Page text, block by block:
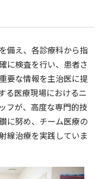
備え、各診療科から指
に検査を行い、患者さ
要な情報を主治医に提
る医療現場におけるニ
フが、高度な専門的技
に努め、チーム医療の
線治療を実践していま